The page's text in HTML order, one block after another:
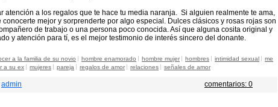
atención a los regalos que te hace tu media naranja. Si alguien realmente te ama,
mejor y sorprenderte por algo especial. Dulces clásicos y rosas rojas son
de trabajo o una persona poco conocida. Así que alguna cosita original y
y atención para tí, es el mejor testimonio de interés sincero del donante.
a la familia de su novio hombre enamorado hombre mujer hombres intimidad sexual
me
a su ex mujeres pareja regalos de amor relaciones señales de amor
admin comentarios: 0